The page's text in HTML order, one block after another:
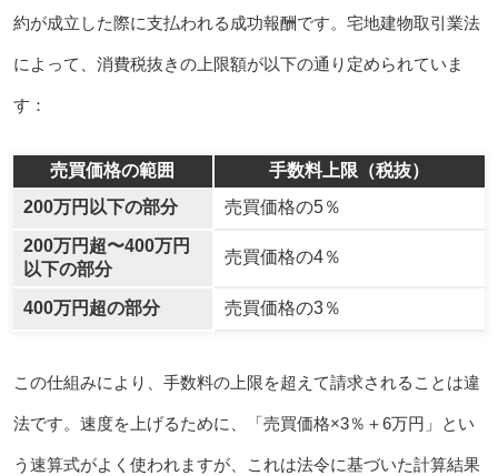
約が成立した際に支払われる成功報酬です。宅地建物取引業法
によって、消費税抜きの上限額が以下の通り定められていま
す：
売買価格の範囲
手数料上限（税抜）
200万円以下の部分
売買価格の5％
200万円超〜400万円
以下の部分
売買価格の4％
400万円超の部分 売買価格の3％
この仕組みにより、手数料の上限を超えて請求されることは違
法です。速度を上げるために、「売買価格×3％＋6万円」とい
う速算式がよく使われますが、これは法令に基づいた計算結果